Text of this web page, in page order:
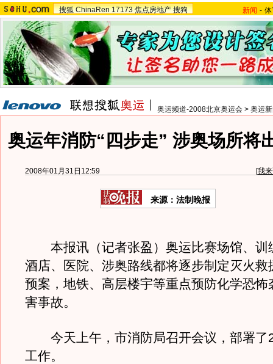
搜狐 ChinaRen 17173 焦点房地产 搜狗 新闻 -
奥运频道-2008北京奥运会 > 奥运
奥运年消防“四步走” 涉奥场所将
2008年01月31日12:59 [我
来源：法制晚报
本报讯（记者张盈）奥运比赛场馆、训
酒店、医院、涉奥路线都将逐步制定灭火救
预案，地铁、高层楼宇等重点预防化学恐怖
害事故。
今天上午，市消防局召开会议，部署了
工作。